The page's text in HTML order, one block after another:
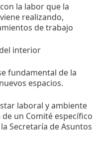
la labor que la
realizando,
de trabajo
interior
fundamental de la
espacios.
laboral y ambiente
un Comité específico
Secretaría de Asuntos